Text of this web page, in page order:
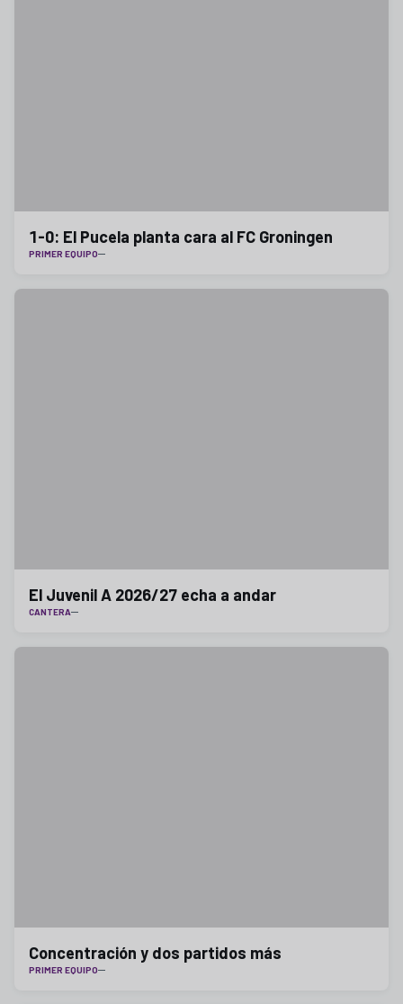
1-0: El Pucela planta cara al FC Groningen
PRIMER EQUIPO
El Juvenil A 2026/27 echa a andar
CANTERA
Concentración y dos partidos más
PRIMER EQUIPO